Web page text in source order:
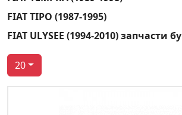
FIAT TIPO (1987-1995)
FIAT ULYSEE (1994-2010) запчасти бу
20